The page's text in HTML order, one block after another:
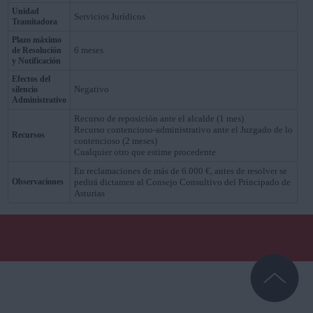
Unidad
Tramitadora
Servicios Jurídicos
Plazo máximo
de Resolución
y Notificación
6 meses
Efectos del
silencio
Administrativo
Negativo
Recursos
Recurso de reposición ante el alcalde (1 mes)
Recurso contencioso-administrativo ante el Juzgado de lo
contencioso (2 meses)
Cualquier otro que estime procedente
Observaciones
En reclamaciones de más de 6.000 €, antes de resolver se
pedirá dictamen al Consejo Consultivo del Principado de
Asturias